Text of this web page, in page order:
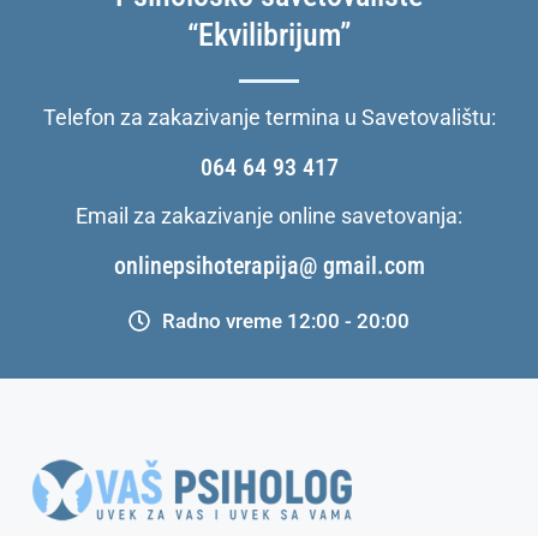
“Ekvilibrijum”
Telefon za zakazivanje termina u Savetovalištu:
064 64 93 417
Email za zakazivanje online savetovanja:
onlinepsihoterapija@ gmail.com
Radno vreme 12:00 - 20:00